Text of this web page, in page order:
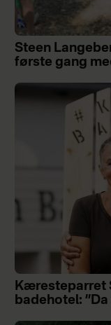
Steen
første gang
Kæresteparret
badehotel: